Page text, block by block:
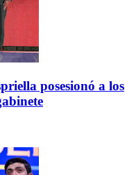
posesionó a los